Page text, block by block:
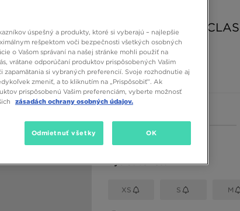
ADIDAS MIKINA
36,00 €
Vybrať veľkosť
XS S M
úspešný a produkty, ktoré si vyberajú – najlepšie
rešpektom voči bezpečnosti všetkých osobných
o Vašom správaní na našej stránke mohli použiť na
vrátane odporúčaní produktov prispôsobených Vašim
zapamätania si vybraných preferencií. Svoje rozhodnutie aj
zmeniť, a to kliknutím na „Prispôsobiť”. Ak
prispôsobenú Vašim preferenciám, vyberte možnosť
zásadách ochrany osobných údajov.
Odmietnuť všetky OK